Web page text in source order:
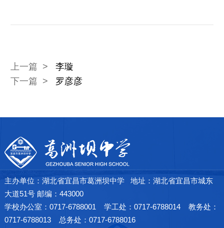
上一篇 >
李璇
下一篇 >
罗彦彦
主办单位：湖北省宜昌市葛洲坝中学 地址：湖北省宜昌市城东
大道51号 邮编：443000
学校办公室：0717-6788001 学工处：0717-6788014 教务处：
0717-6788013 总务处：0717-6788016